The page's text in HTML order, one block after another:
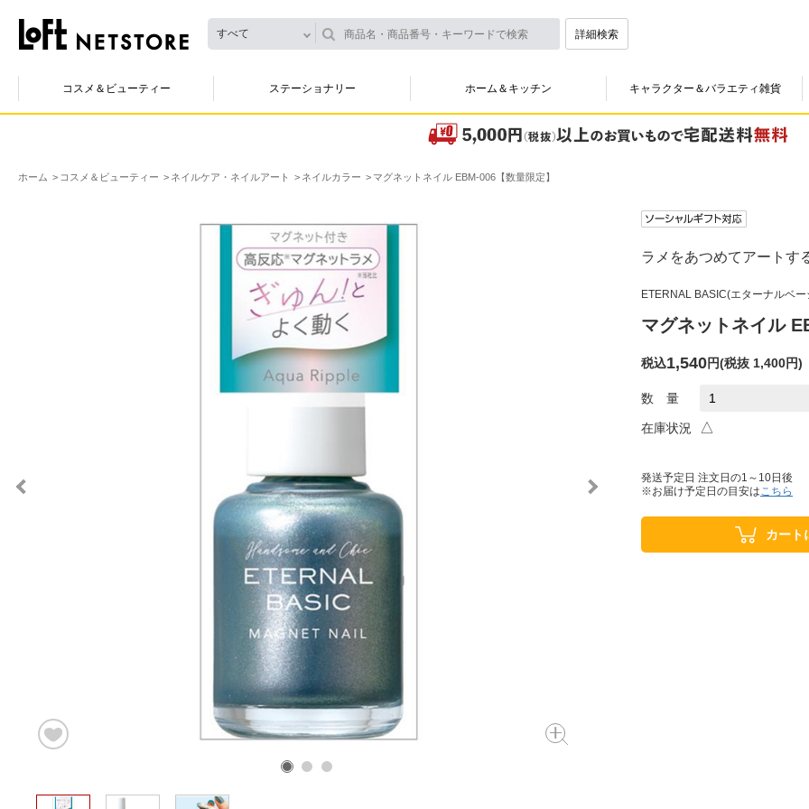
すべて 詳細検索
コスメ＆ビューティー ステーショナリー ホーム＆キッチン キャラクター＆バラエティ雑貨
ホーム コスメ＆ビューティー ネイルケア・ネイルアート ネイルカラー マグネットネイル EBM-006【数量限定】
ラメをあつめてアートす
ETERNAL BASIC(エターナルベ
マグネットネイル
税込1,540円(税抜 1,400円)
数 量
在庫状況 △
発送予定日 注文日の1～10日後
※お届け予定日の目安はこちら
カート